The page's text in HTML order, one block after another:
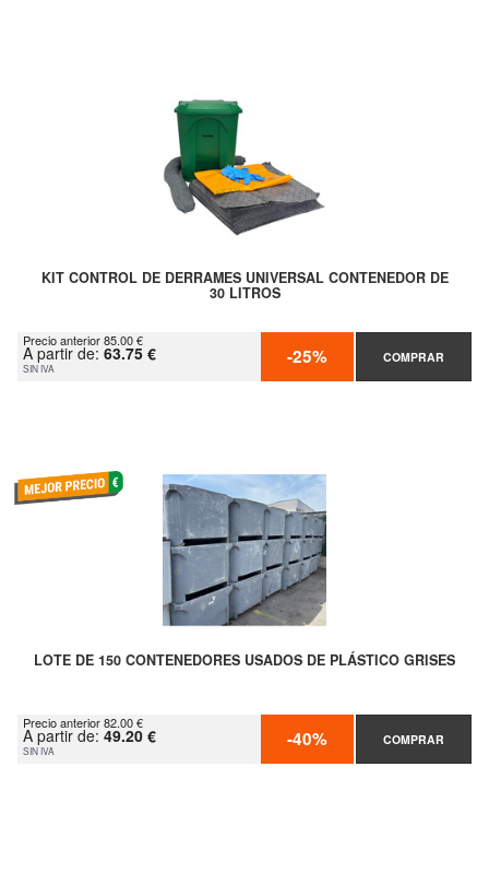
KIT CONTROL DE DERRAMES UNIVERSAL CONTENEDOR DE
30 LITROS
Precio anterior 85.00 €
A partir de: 63.75 €
SIN IVA -25% COMPRAR
LOTE DE 150 CONTENEDORES USADOS DE PLÁSTICO GRISES
Precio anterior 82.00 €
A partir de: 49.20 €
SIN IVA -40% COMPRAR